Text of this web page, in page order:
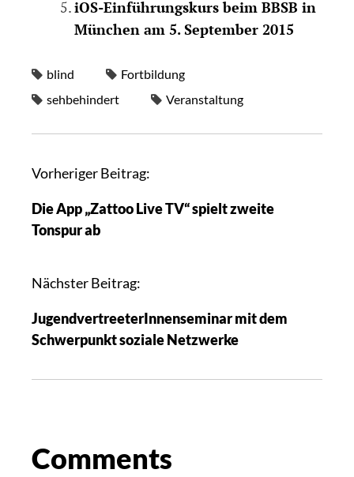
iOS-Einführungskurs beim BBSB in
München am 5. September 2015
blind
Fortbildung
sehbehindert
Veranstaltung
Vorheriger Beitrag:
Die App „Zattoo Live TV“ spielt zweite
Tonspur ab
Nächster Beitrag:
JugendvertreeterInnenseminar mit dem
Schwerpunkt soziale Netzwerke
Comments